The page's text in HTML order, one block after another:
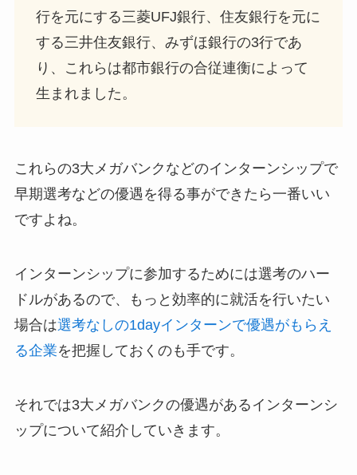
行を元にする三菱UFJ銀行、住友銀行を元に
する三井住友銀行、みずほ銀行の3行であ
り、これらは都市銀行の合従連衡によって
生まれました。
これらの3大メガバンクなどのインターンシップで
早期選考などの優遇を得る事ができたら一番いい
ですよね。
インターンシップに参加するためには選考のハー
ドルがあるので、もっと効率的に就活を行いたい
場合は選考なしの1dayインターンで優遇がもらえ
る企業を把握しておくのも手です。
それでは3大メガバンクの優遇があるインターンシ
ップについて紹介していきます。